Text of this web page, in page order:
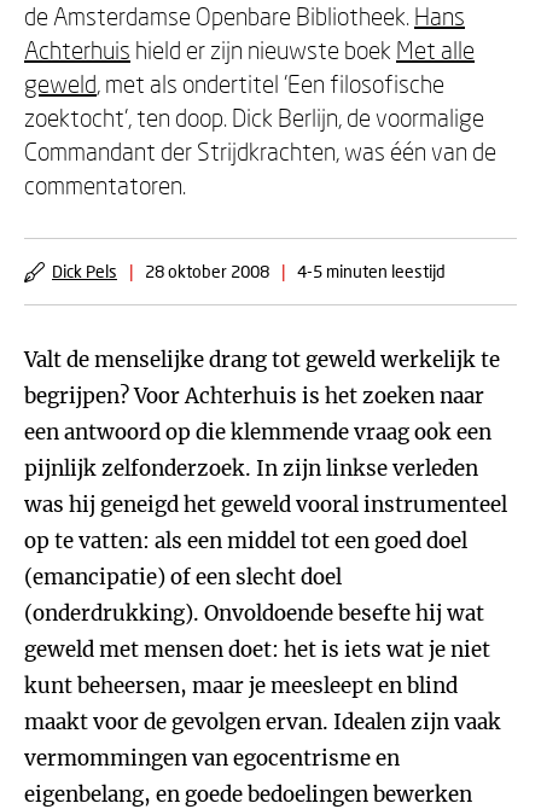
de Amsterdamse Openbare Bibliotheek. Hans
Achterhuis hield er zijn nieuwste boek Met alle
geweld, met als ondertitel 'Een filosofische
zoektocht', ten doop. Dick Berlijn, de voormalige
Commandant der Strijdkrachten, was één van de
commentatoren.
Dick Pels | 28 oktober 2008 | 4-5 minuten leestijd
Valt de menselijke drang tot geweld werkelijk te
begrijpen? Voor Achterhuis is het zoeken naar
een antwoord op die klemmende vraag ook een
pijnlijk zelfonderzoek. In zijn linkse verleden
was hij geneigd het geweld vooral instrumenteel
op te vatten: als een middel tot een goed doel
(emancipatie) of een slecht doel
(onderdrukking). Onvoldoende besefte hij wat
geweld met mensen doet: het is iets wat je niet
kunt beheersen, maar je meesleept en blind
maakt voor de gevolgen ervan. Idealen zijn vaak
vermommingen van egocentrisme en
eigenbelang, en goede bedoelingen bewerken